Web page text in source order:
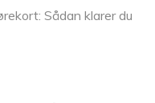
Sådan klarer du